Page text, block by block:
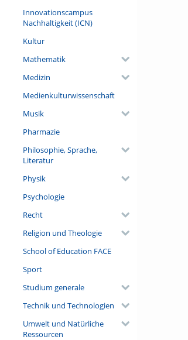
Innovationscampus
Nachhaltigkeit (ICN)
Kultur
Mathematik
Medizin
Medienkulturwissenschaft
Musik
Pharmazie
Philosophie, Sprache,
Literatur
Physik
Psychologie
Recht
Religion und Theologie
School of Education FACE
Sport
Studium generale
Technik und Technologien
Umwelt und Natürliche
Ressourcen